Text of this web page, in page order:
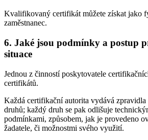
Kvalifikovaný certifikát můžete získat jako
zaměstnanec.
6. Jaké jsou podmínky a postup
situace
Jednou z činností poskytovatele
certifikátů.
Každá certifikační autorita vydává
druhů; každý druh se pak odlišuje
podmínkami, způsobem, jak je provedeno
žadatele, či možnostmi svého využití.